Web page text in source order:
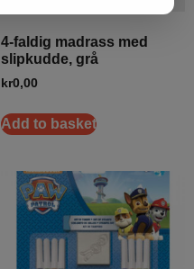
4-faldig madrass med
slipkudde, grå
kr0,00
Add to basket